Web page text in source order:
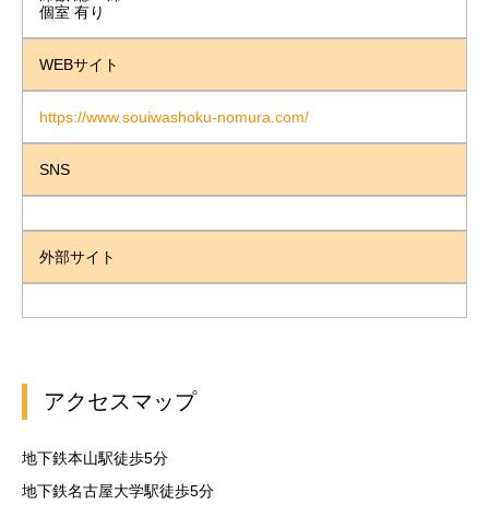
個室 有り
WEBサイト
https://www.souiwashoku-nomura.com/
SNS
外部サイト
アクセスマップ
地下鉄本山駅徒歩5分
地下鉄名古屋大学駅徒歩5分